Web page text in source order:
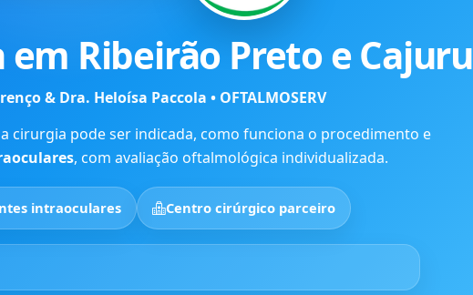
Ribeirão Preto e Cajuru
& Dra. Heloísa Paccola • OFTALMOSERV
cirurgia pode ser indicada, como funciona o procedimento e
, com avaliação oftalmológica individualizada.
intraoculares Centro cirúrgico parceiro